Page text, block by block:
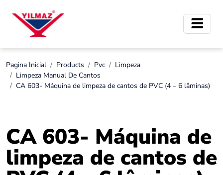
Pagina Inicial Products Pvc
Limpeza
Limpeza Manual De Cantos
CA 603- Máquina de limpeza de cantos de PVC (4 – 6 lâminas)
CA 603- Máquina de
limpeza de cantos de